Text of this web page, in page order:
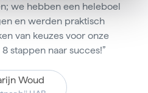
we hebben een heleboel
en werden praktisch
van keuzes voor onze
stappen naar succes!”
Woud